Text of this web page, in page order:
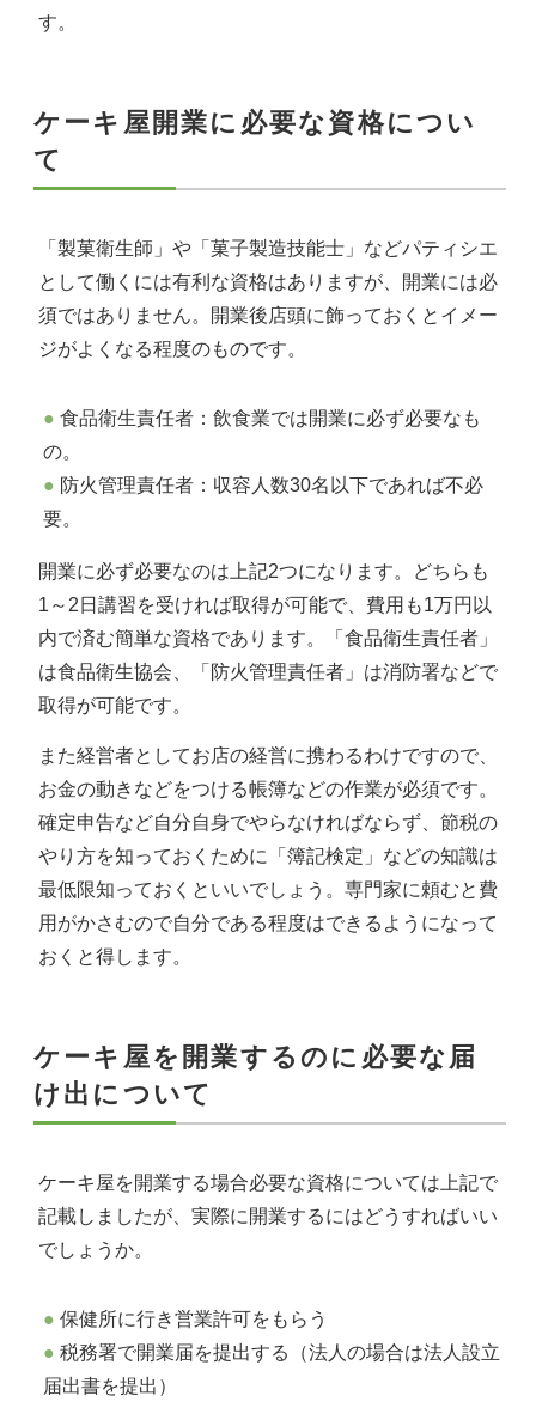
す。
ケーキ屋開業に必要な資格につい
て
「製菓衛生師」や「菓子製造技能士」などパティシエ
として働くには有利な資格はありますが、開業には必
須ではありません。開業後店頭に飾っておくとイメー
ジがよくなる程度のものです。
食品衛生責任者：飲食業では開業に必ず必要なも
の。
防火管理責任者：収容人数30名以下であれば不必
要。
開業に必ず必要なのは上記2つになります。どちらも
1～2日講習を受ければ取得が可能で、費用も1万円以
内で済む簡単な資格であります。「食品衛生責任者」
は食品衛生協会、「防火管理責任者」は消防署などで
取得が可能です。
また経営者としてお店の経営に携わるわけですので、
お金の動きなどをつける帳簿などの作業が必須です。
確定申告など自分自身でやらなければならず、節税の
やり方を知っておくために「簿記検定」などの知識は
最低限知っておくといいでしょう。専門家に頼むと費
用がかさむので自分である程度はできるようになって
おくと得します。
ケーキ屋を開業するのに必要な届
け出について
ケーキ屋を開業する場合必要な資格については上記で
記載しましたが、実際に開業するにはどうすればいい
でしょうか。
保健所に行き営業許可をもらう
税務署で開業届を提出する（法人の場合は法人設立
届出書を提出）